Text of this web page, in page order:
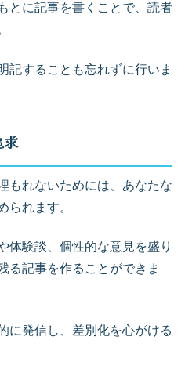
とに記事を書くことで、読者
記することも忘れずに行いま
求
もれないためには、あなたな
られます。
体験談、個性的な意見を盛り
る記事を作ることができま
に発信し、差別化を心がける